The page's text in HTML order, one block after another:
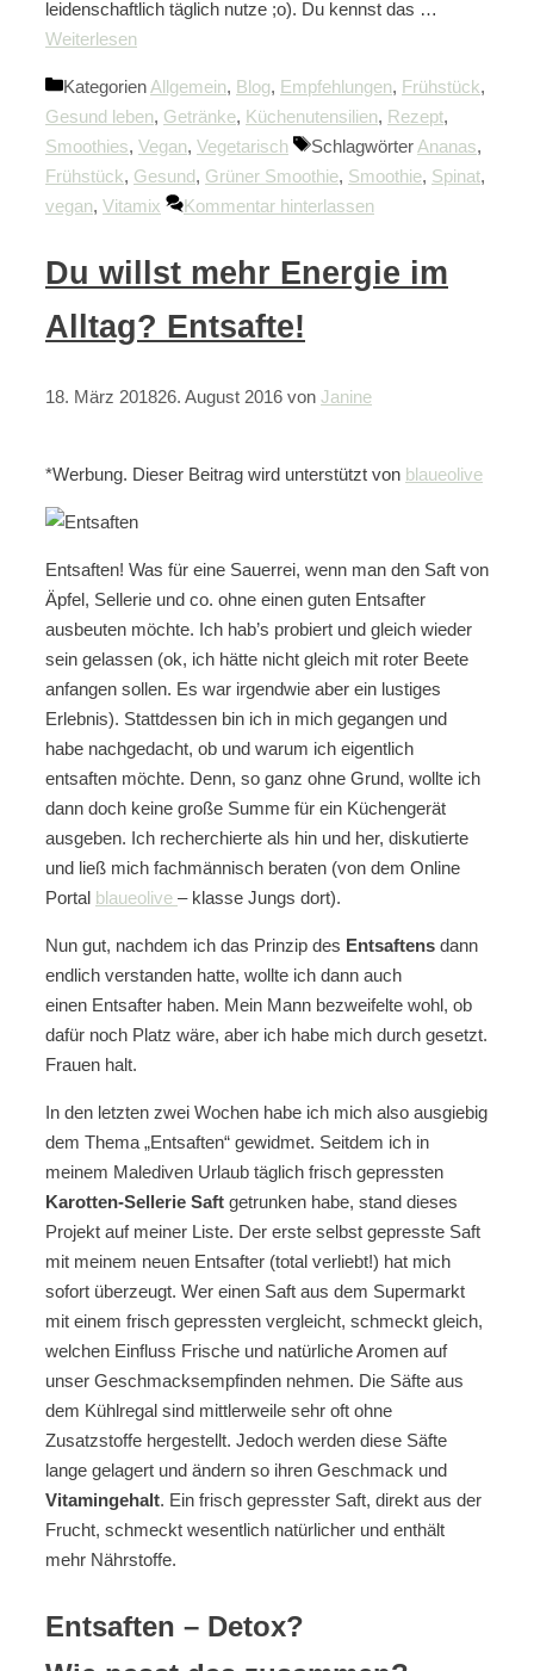
leidenschaftlich täglich nutze ;o). Du kennst das …
Weiterlesen
Kategorien Allgemein, Blog, Empfehlungen, Frühstück,
Gesund leben, Getränke, Küchenutensilien, Rezept,
Smoothies, Vegan, Vegetarisch Schlagwörter Ananas,
Frühstück, Gesund, Grüner Smoothie, Smoothie, Spinat,
vegan, Vitamix Kommentar hinterlassen
Du willst mehr Energie im
Alltag? Entsafte!
18. März 201826. August 2016 von Janine
*Werbung. Dieser Beitrag wird unterstützt von blaueolive
Entsaften! Was für eine Sauerrei, wenn man den Saft von
Äpfel, Sellerie und co. ohne einen guten Entsafter
ausbeuten möchte. Ich hab’s probiert und gleich wieder
sein gelassen (ok, ich hätte nicht gleich mit roter Beete
anfangen sollen. Es war irgendwie aber ein lustiges
Erlebnis). Stattdessen bin ich in mich gegangen und
habe nachgedacht, ob und warum ich eigentlich
entsaften möchte. Denn, so ganz ohne Grund, wollte ich
dann doch keine große Summe für ein Küchengerät
ausgeben. Ich recherchierte als hin und her, diskutierte
und ließ mich fachmännisch beraten (von dem Online
Portal blaueolive – klasse Jungs dort).
Nun gut, nachdem ich das Prinzip des Entsaftens dann
endlich verstanden hatte, wollte ich dann auch
einen Entsafter haben. Mein Mann bezweifelte wohl, ob
dafür noch Platz wäre, aber ich habe mich durch gesetzt.
Frauen halt.
In den letzten zwei Wochen habe ich mich also ausgiebig
dem Thema „Entsaften“ gewidmet. Seitdem ich in
meinem Malediven Urlaub täglich frisch gepressten
Karotten-Sellerie Saft getrunken habe, stand dieses
Projekt auf meiner Liste. Der erste selbst gepresste Saft
mit meinem neuen Entsafter (total verliebt!) hat mich
sofort überzeugt. Wer einen Saft aus dem Supermarkt
mit einem frisch gepressten vergleicht, schmeckt gleich,
welchen Einfluss Frische und natürliche Aromen auf
unser Geschmacksempfinden nehmen. Die Säfte aus
dem Kühlregal sind mittlerweile sehr oft ohne
Zusatzstoffe hergestellt. Jedoch werden diese Säfte
lange gelagert und ändern so ihren Geschmack und
Vitamingehalt. Ein frisch gepresster Saft, direkt aus der
Frucht, schmeckt wesentlich natürlicher und enthält
mehr Nährstoffe.
Entsaften – Detox?